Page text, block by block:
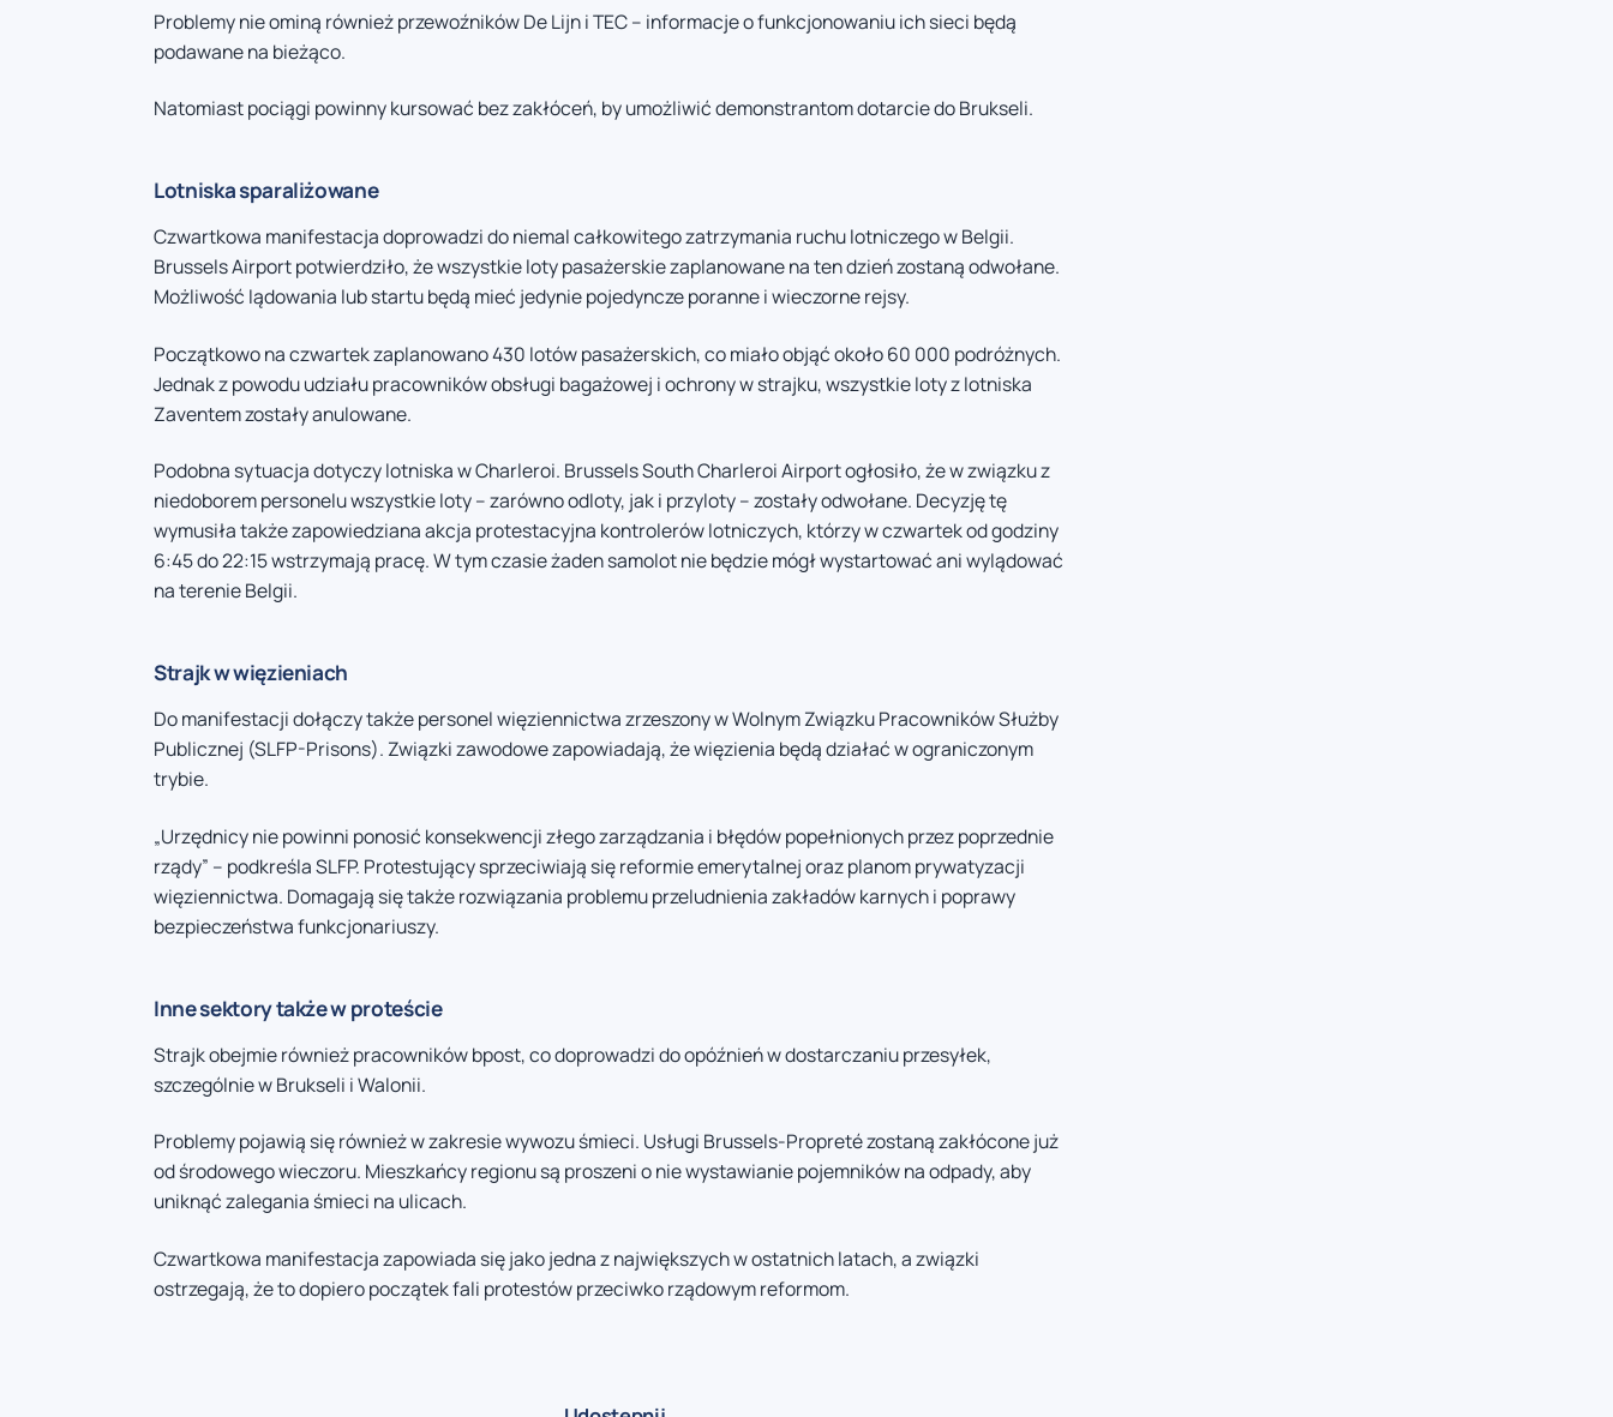
Problemy nie ominą również przewoźników De Lijn i TEC – informacje o funkcjonowaniu ich sieci będą
podawane na bieżąco.
Natomiast pociągi powinny kursować bez zakłóceń, by umożliwić demonstrantom dotarcie do Brukseli.
Lotniska sparaliżowane
Czwartkowa manifestacja doprowadzi do niemal całkowitego zatrzymania ruchu lotniczego w Belgii.
Brussels Airport potwierdziło, że wszystkie loty pasażerskie zaplanowane na ten dzień zostaną odwołane.
Możliwość lądowania lub startu będą mieć jedynie pojedyncze poranne i wieczorne rejsy.
Początkowo na czwartek zaplanowano 430 lotów pasażerskich, co miało objąć około 60 000 podróżnych.
Jednak z powodu udziału pracowników obsługi bagażowej i ochrony w strajku, wszystkie loty z lotniska
Zaventem zostały anulowane.
Podobna sytuacja dotyczy lotniska w Charleroi. Brussels South Charleroi Airport ogłosiło, że w związku z
niedoborem personelu wszystkie loty – zarówno odloty, jak i przyloty – zostały odwołane. Decyzję tę
wymusiła także zapowiedziana akcja protestacyjna kontrolerów lotniczych, którzy w czwartek od godziny
6:45 do 22:15 wstrzymają pracę. W tym czasie żaden samolot nie będzie mógł wystartować ani wylądować
na terenie Belgii.
Strajk w więzieniach
Do manifestacji dołączy także personel więziennictwa zrzeszony w Wolnym Związku Pracowników Służby
Publicznej (SLFP-Prisons). Związki zawodowe zapowiadają, że więzienia będą działać w ograniczonym
trybie.
„Urzędnicy nie powinni ponosić konsekwencji złego zarządzania i błędów popełnionych przez poprzednie
rządy” – podkreśla SLFP. Protestujący sprzeciwiają się reformie emerytalnej oraz planom prywatyzacji
więziennictwa. Domagają się także rozwiązania problemu przeludnienia zakładów karnych i poprawy
bezpieczeństwa funkcjonariuszy.
Inne sektory także w proteście
Strajk obejmie również pracowników bpost, co doprowadzi do opóźnień w dostarczaniu przesyłek,
szczególnie w Brukseli i Walonii.
Problemy pojawią się również w zakresie wywozu śmieci. Usługi Brussels-Propreté zostaną zakłócone już
od środowego wieczoru. Mieszkańcy regionu są proszeni o nie wystawianie pojemników na odpady, aby
uniknąć zalegania śmieci na ulicach.
Czwartkowa manifestacja zapowiada się jako jedna z największych w ostatnich latach, a związki
ostrzegają, że to dopiero początek fali protestów przeciwko rządowym reformom.